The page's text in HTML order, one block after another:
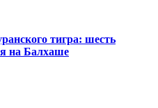
тигра: шесть
на Балхаше